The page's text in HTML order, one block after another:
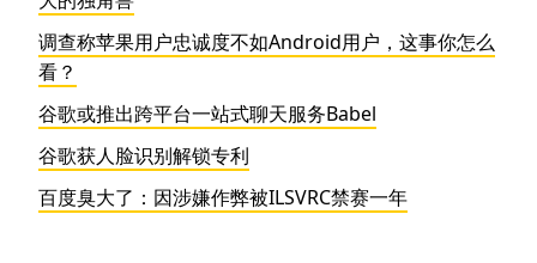
调查称苹果用户忠诚度不如Android用户，这事你怎么
看？
谷歌或推出跨平台一站式聊天服务Babel
谷歌获人脸识别解锁专利
百度臭大了：因涉嫌作弊被ILSVRC禁赛一年